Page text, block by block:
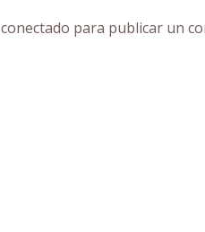
conectado para publicar un